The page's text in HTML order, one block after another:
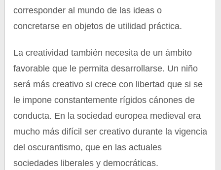
corresponder al mundo de las ideas o
concretarse en objetos de utilidad práctica.
La creatividad también necesita de un ámbito
favorable que le permita desarrollarse. Un niño
será más creativo si crece con libertad que si se
le impone constantemente rígidos cánones de
conducta. En la sociedad europea medieval era
mucho más difícil ser creativo durante la vigencia
del oscurantismo, que en las actuales
sociedades liberales y democráticas.